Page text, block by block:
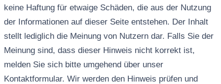
keine Haftung für etwaige Schäden, die aus der Nutzung
der Informationen auf dieser Seite entstehen. Der Inhalt
stellt lediglich die Meinung von Nutzern dar. Falls Sie der
Meinung sind, dass dieser Hinweis nicht korrekt ist,
melden Sie sich bitte umgehend über unser
Kontaktformular. Wir werden den Hinweis prüfen und